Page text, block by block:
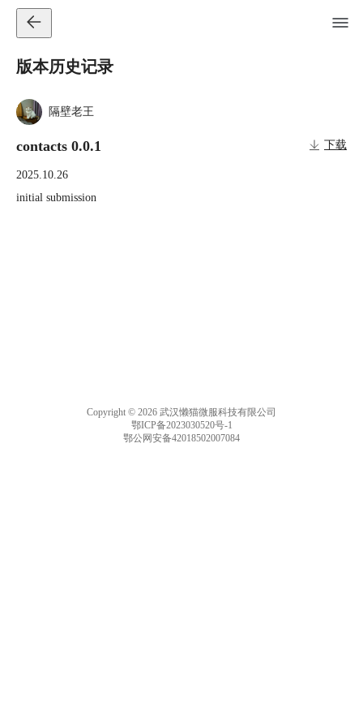
版本历史记录
隔壁老王
contacts 0.0.1 下载
2025.10.26
initial submission
Copyright © 2026 武汉懒猫微服科技有限公司
鄂ICP备2023030520号-1
鄂公网安备42018502007084